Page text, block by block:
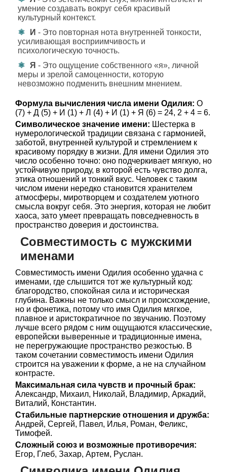
умение создавать вокруг себя красивый
культурный контекст.
И - Это повторная нота внутренней тонкости,
усиливающая восприимчивость и
психологическую точность.
Я - Это ощущение собственного «я», личной
меры и зрелой самоценности, которую
невозможно подменить внешним мнением.
Формула вычисления числа имени Одилия: О
(7) + Д (5) + И (1) + Л (4) + И (1) + Я (6) = 24, 2 + 4 = 6.
Символическое значение имени: Шестерка в
нумерологической традиции связана с гармонией,
заботой, внутренней культурой и стремлением к
красивому порядку в жизни. Для имени Одилия это
число особенно точно: оно подчеркивает мягкую, но
устойчивую природу, в которой есть чувство долга,
этика отношений и тонкий вкус. Человек с таким
числом имени нередко становится хранителем
атмосферы, миротворцем и создателем уютного
смысла вокруг себя. Это энергия, которая не любит
хаоса, зато умеет превращать повседневность в
пространство доверия и достоинства.
Совместимость с мужскими
именами
Совместимость имени Одилия особенно удачна с
именами, где слышится тот же культурный код:
благородство, спокойная сила и историческая
глубина. Важны не только смысл и происхождение,
но и фонетика, потому что имя Одилия мягкое,
плавное и аристократичное по звучанию. Поэтому
лучше всего рядом с ним ощущаются классические,
европейски выверенные и традиционные имена,
не перегружающие пространство резкостью. В
таком сочетании совместимость имени Одилия
строится на уважении к форме, а не на случайном
контрасте.
Максимальная сила чувств и прочный брак:
Александр, Михаил, Николай, Владимир, Аркадий,
Виталий, Константин.
Стабильные партнерские отношения и дружба:
Андрей, Сергей, Павел, Илья, Роман, Феликс,
Тимофей.
Сложный союз и возможные противоречия:
Егор, Глеб, Захар, Артем, Руслан.